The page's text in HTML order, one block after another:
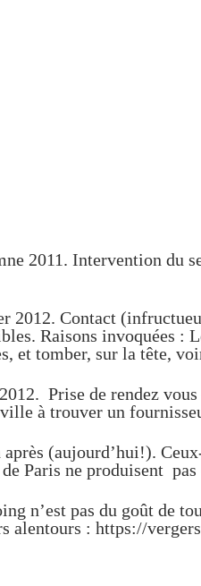
2011. Intervention du
2012. Contact
Raisons invoquées :
et tomber, sur la tête,
Prise de rendez
à trouver un
après (aujourd’hui!).
Paris ne produisent
n’est pas du goût de
alentours : https://